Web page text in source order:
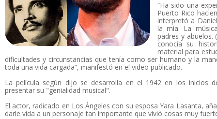
“Ha sido una
Puerto Rico
interpretó a
la mía. La
padres y abuelos.
conocía su
material para
dificultades y circunstancias que tenía como ser humano y la
toda una vida cargada”, manifestó en el video publicado.
La película según dijo se desarrolla en el 1942 en los inicios
presentar su "genialidad musical".
El actor, radicado en Los Ángeles con su esposa Yara Lasanta,
darle vida a un personaje tan importante que vivió cosas muy